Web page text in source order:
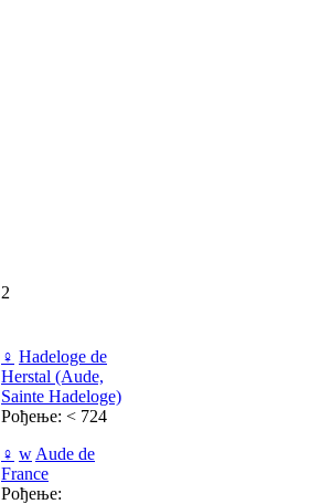
2
♀ Hadeloge de
Herstal (Aude,
Sainte Hadeloge)
Рођење: < 724
♀ w Aude de
France
Рођење: